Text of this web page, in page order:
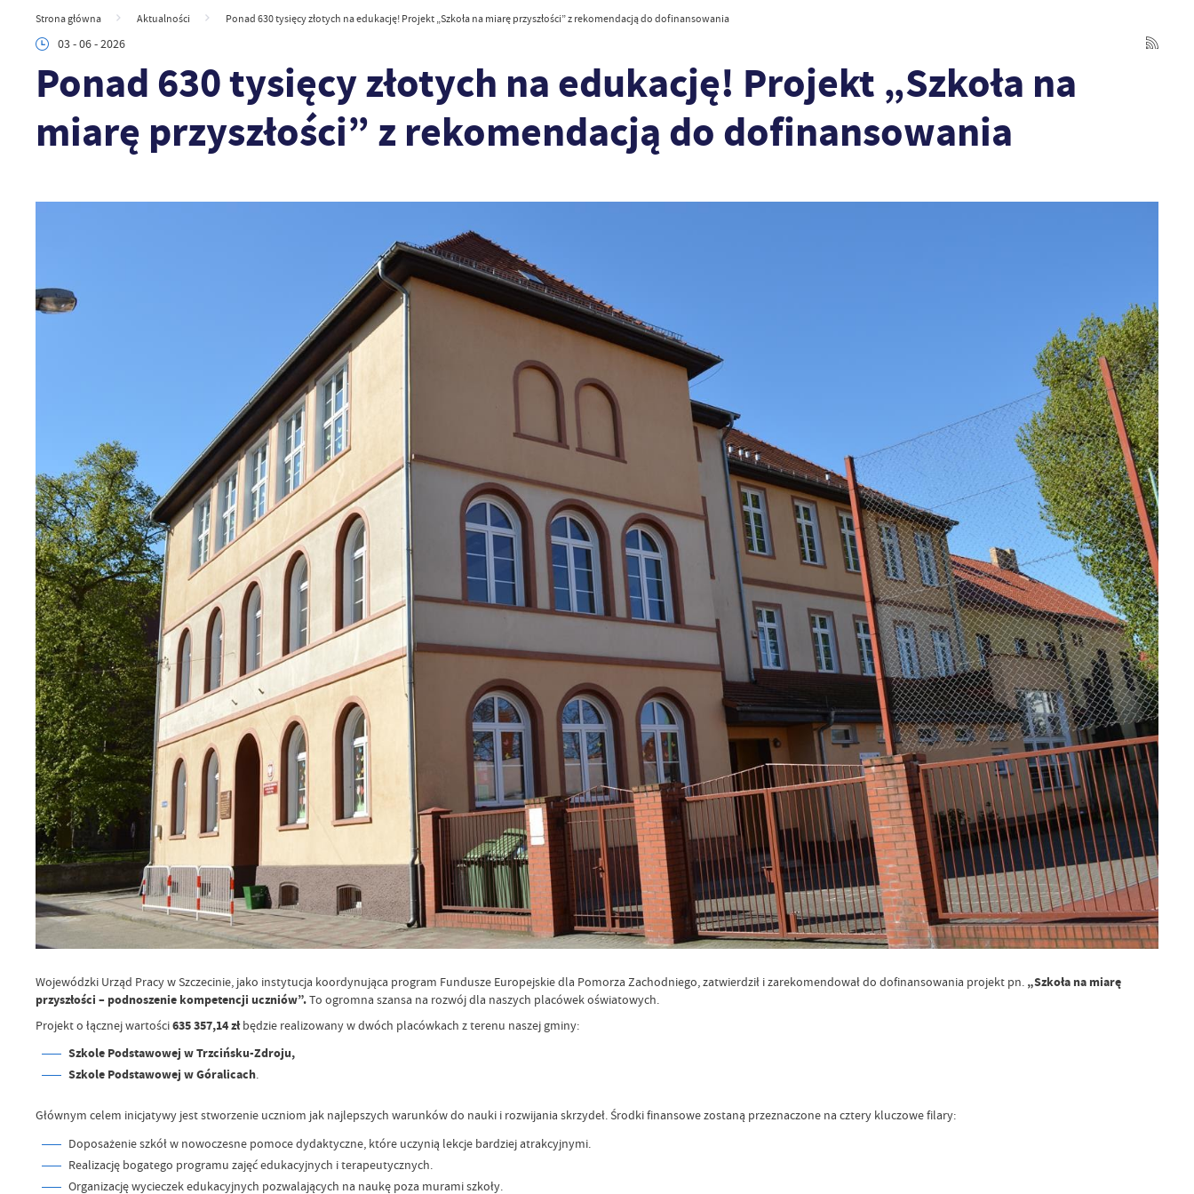
Strona główna Aktualności Ponad 630 tysięcy złotych na edukację! Projekt „Szkoła na miarę przyszłości” z rekomendacją do dofinansowania
03 - 06 - 2026
Ponad 630 tysięcy złotych na edukację! Projekt „Szkoła na
miarę przyszłości” z rekomendacją do dofinansowania
Wojewódzki Urząd Pracy w Szczecinie, jako instytucja koordynująca program Fundusze Europejskie dla Pomorza Zachodniego, zatwierdził i zarekomendował do dofinansowania projekt pn. „Szkoła na miarę
przyszłości – podnoszenie kompetencji uczniów”.To ogromna szansa na rozwój dla naszych placówek oświatowych.
Projekt o łącznej wartości635 357,14 złbędzie realizowany w dwóch placówkach z terenu naszej gminy:
Szkole Podstawowej w Trzcińsku-Zdroju,
Szkole Podstawowej w Góralicach.
Głównym celem inicjatywy jest stworzenie uczniom jak najlepszych warunków do nauki i rozwijania skrzydeł. Środki finansowe zostaną przeznaczone na cztery kluczowe filary:
Doposażenie szkół w nowoczesne pomoce dydaktyczne, które uczynią lekcje bardziej atrakcyjnymi.
Realizację bogatego programu zajęć edukacyjnych i terapeutycznych.
Organizację wycieczek edukacyjnych pozwalających na naukę poza murami szkoły.